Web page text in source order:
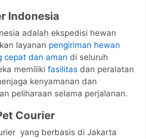
Indonesia
adalah ekspedisi hewan
layanan pengiriman hewan
cepat dan aman di seluruh
memiliki fasilitas dan peralatan
kenyamanan dan
peliharaan selama perjalanan.
Courier
yang berbasis di Jakarta